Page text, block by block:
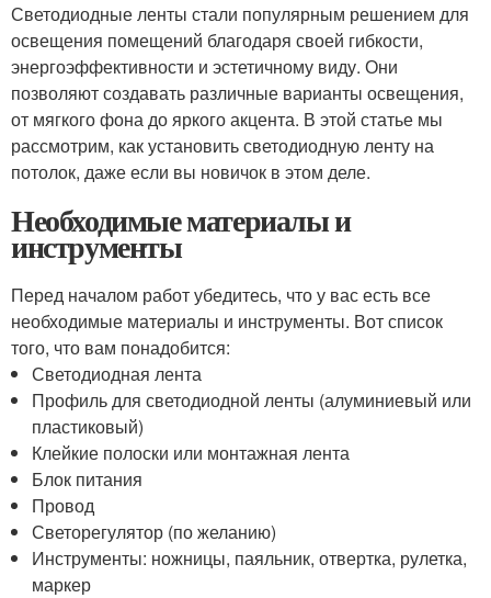
Светодиодные ленты стали популярным решением для
освещения помещений благодаря своей гибкости,
энергоэффективности и эстетичному виду. Они
позволяют создавать различные варианты освещения,
от мягкого фона до яркого акцента. В этой статье мы
рассмотрим, как установить светодиодную ленту на
потолок, даже если вы новичок в этом деле.
Необходимые материалы и
инструменты
Перед началом работ убедитесь, что у вас есть все
необходимые материалы и инструменты. Вот список
того, что вам понадобится:
Светодиодная лента
Профиль для светодиодной ленты (алуминиевый или
пластиковый)
Клейкие полоски или монтажная лента
Блок питания
Провод
Светорегулятор (по желанию)
Инструменты: ножницы, паяльник, отвертка, рулетка,
маркер